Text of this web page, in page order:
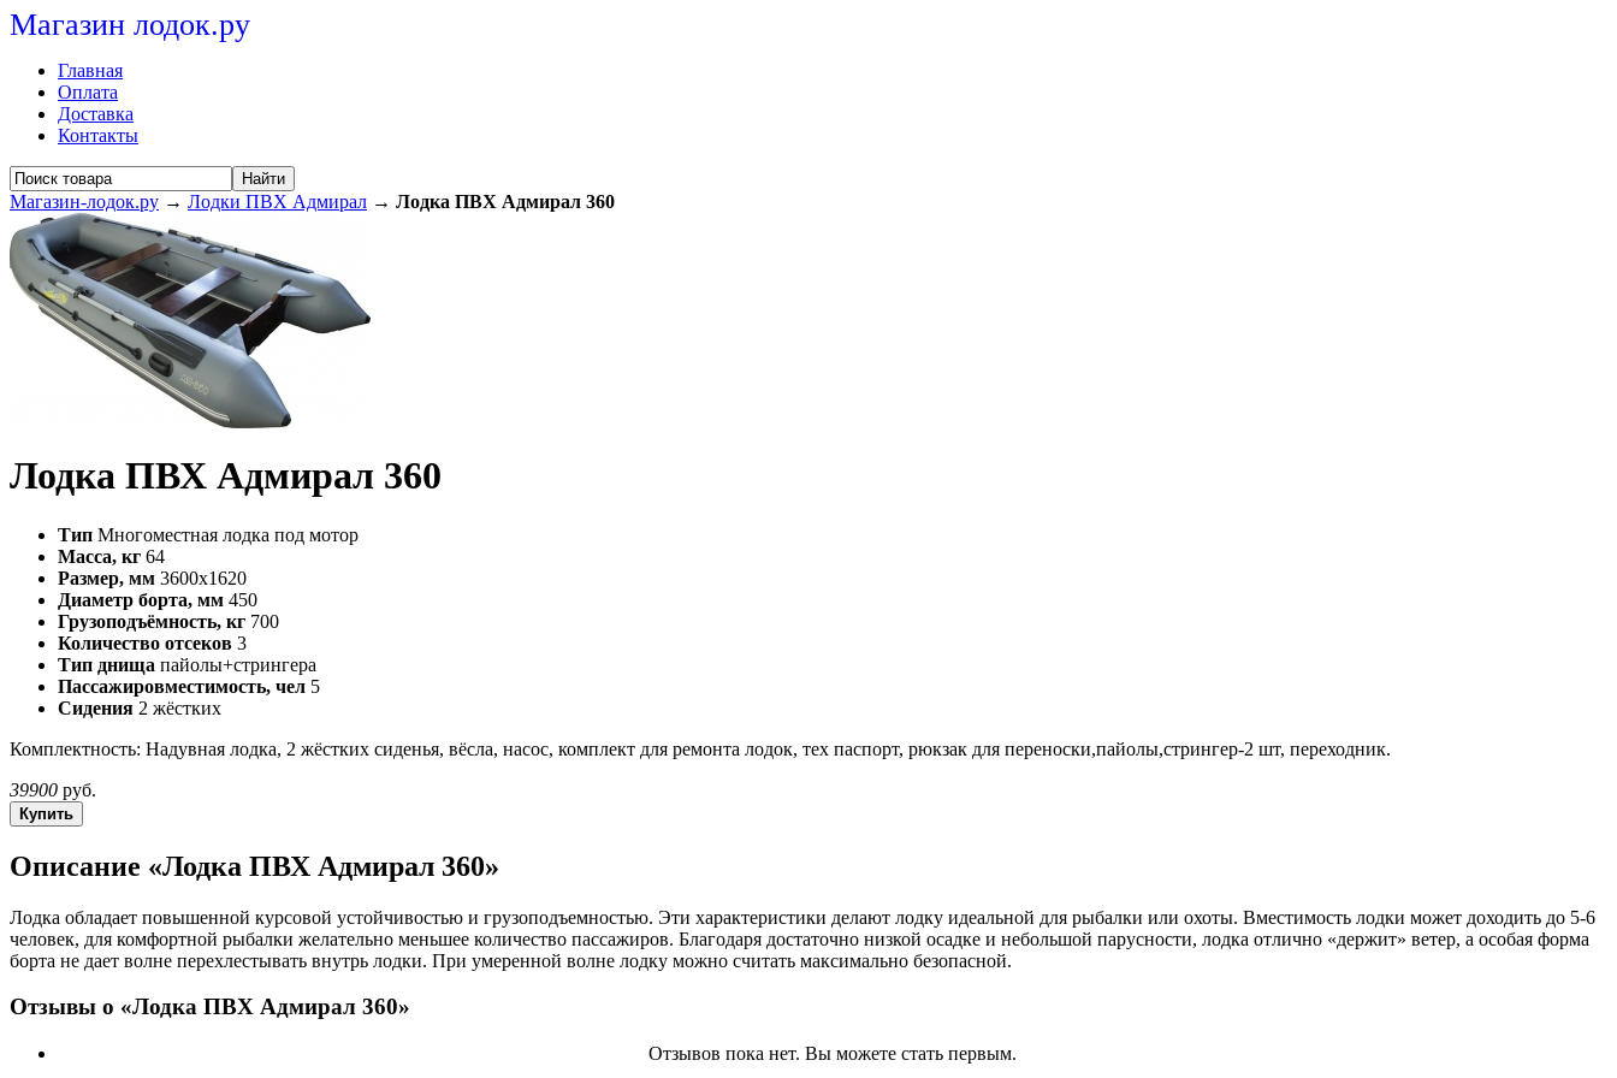
Магазин лодок.ру
Главная
Оплата
Доставка
Контакты
Найти
Магазин-лодок.ру → Лодки ПВХ Адмирал → Лодка ПВХ Адмирал 360
Лодка ПВХ Адмирал 360
Тип Многоместная лодка под мотор
Масса, кг 64
Размер, мм 3600х1620
Диаметр борта, мм 450
Грузоподъёмность, кг 700
Количество отсеков 3
Тип днища пайолы+стрингера
Пассажировместимость, чел 5
Сидения 2 жёстких
Комплектность: Надувная лодка, 2 жёстких сиденья, вёсла, насос, комплект для ремонта лодок, тех паспорт, рюкзак для переноски,пайолы,стрингер-2 шт, переходник.
39900 pуб.
Купить
Описание «Лодка ПВХ Адмирал 360»
Лодка обладает повышенной курсовой устойчивостью и грузоподъемностью. Эти характеристики делают лодку идеальной для рыбалки или охоты. Вместимость лодки может доходить до 5-6
человек, для комфортной рыбалки желательно меньшее количество пассажиров. Благодаря достаточно низкой осадке и небольшой парусности, лодка отлично «держит» ветер, а особая форма
борта не дает волне перехлестывать внутрь лодки. При умеренной волне лодку можно считать максимально безопасной.
Отзывы о «Лодка ПВХ Адмирал 360»
Oтзывов пока нет. Вы можете стать первым.